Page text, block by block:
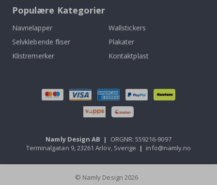
Populære Kategorier
Navnelapper
Wallstickers
Selvklebende fliser
Plakater
Klistremerker
Kontaktplast
Namly Design AB |
ORGNR: 559216-9097
Terminalgatan 9, 23261 Arlöv, Sverige | info@namly.no
© Namly Design 2026